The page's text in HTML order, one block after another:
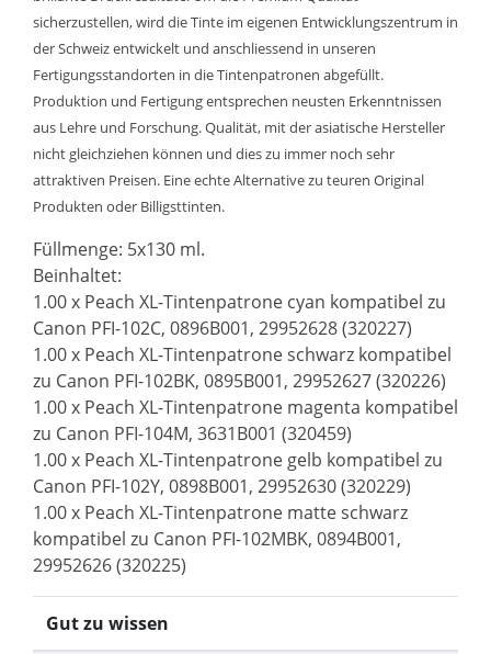
sicherzustellen, wird die Tinte im eigenen Entwicklungszentrum in
der Schweiz entwickelt und anschliessend in unseren
Fertigungsstandorten in die Tintenpatronen abgefüllt.
Produktion und Fertigung entsprechen neusten Erkenntnissen
aus Lehre und Forschung. Qualität, mit der asiatische Hersteller
nicht gleichziehen können und dies zu immer noch sehr
attraktiven Preisen. Eine echte Alternative zu teuren Original
Produkten oder Billigsttinten.
Füllmenge: 5x130 ml.
Beinhaltet:
1.00 x Peach XL-Tintenpatrone cyan kompatibel zu
Canon PFI-102C, 0896B001, 29952628 (320227)
1.00 x Peach XL-Tintenpatrone schwarz kompatibel
zu Canon PFI-102BK, 0895B001, 29952627 (320226)
1.00 x Peach XL-Tintenpatrone magenta kompatibel
zu Canon PFI-104M, 3631B001 (320459)
1.00 x Peach XL-Tintenpatrone gelb kompatibel zu
Canon PFI-102Y, 0898B001, 29952630 (320229)
1.00 x Peach XL-Tintenpatrone matte schwarz
kompatibel zu Canon PFI-102MBK, 0894B001,
29952626 (320225)
Gut zu wissen